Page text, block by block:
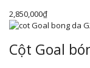
2,850,000₫
Cột Goal